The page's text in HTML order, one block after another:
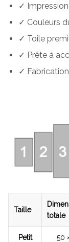
✓
✓ Couleurs
✓ Toile
✓ Prête à
✓
Taille
totale
Petit 50